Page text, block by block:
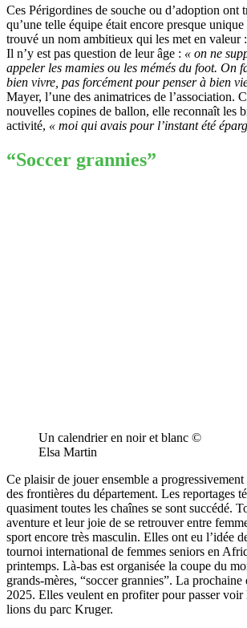
Ces Périgordines de souche ou d’adoption ont
qu’une telle équipe était encore presque
trouvé un nom ambitieux qui les met en valeur
Il n’y est pas question de leur âge : « on ne
appeler les mamies ou les mémés du foot. On
bien vivre, pas forcément pour penser à bien
Mayer, l’une des animatrices de l’association.
nouvelles copines de ballon, elle reconnaît les
activité, « moi qui avais pour l’instant été
“Soccer grannies”
Un calendrier en noir et blanc ©
Elsa Martin
Ce plaisir de jouer ensemble a progressivement
des frontières du département. Les reportages
quasiment toutes les chaînes se sont succédé.
aventure et leur joie de se retrouver entre
sport encore très masculin. Elles ont eu l’idée
tournoi international de femmes seniors en
printemps. Là-bas est organisée la coupe du
grands-mères, “soccer grannies”. La
2025. Elles veulent en profiter pour passer voir
lions du parc Kruger.